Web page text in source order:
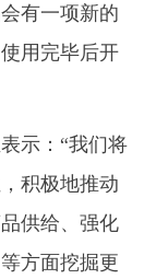
有一项新的
用完毕后开
示：“我们将
积极地推动
供给、强化
方面挖掘更